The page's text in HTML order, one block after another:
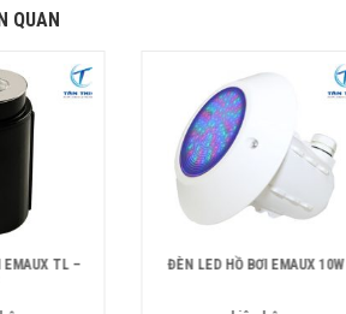
QUAN
EMAUX TL –
ĐÈN LED HỒ BƠI EMAUX 10W